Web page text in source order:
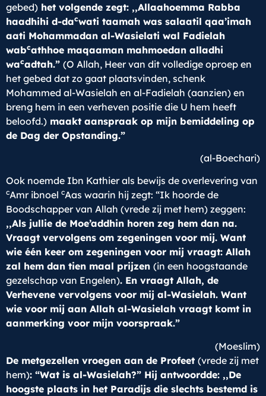
gebed) het volgende zegt: ,,Allaahoemma Rabba
haadhihi d-dacwati taamah was salaatil qaa’imah
aati Mohammadan al-Wasielati wal Fadielah
wabcathhoe maqaaman mahmoedan alladhi
wacadtah.” (O Allah, Heer van dit volledige oproep en
het gebed dat zo gaat plaatsvinden, schenk
Mohammed al-Wasielah en al-Fadielah (aanzien) en
breng hem in een verheven positie die U hem heeft
beloofd.) maakt aanspraak op mijn bemiddeling op
de Dag der Opstanding.”
(al-Boechari)
Ook noemde Ibn Kathier als bewijs de overlevering van
cAmr ibnoel cAas waarin hij zegt: “Ik hoorde de
Boodschapper van Allah (vrede zij met hem) zeggen:
,,Als jullie de Moe’addhin horen zeg hem dan na.
Vraagt vervolgens om zegeningen voor mij. Want
wie één keer om zegeningen voor mij vraagt: Allah
zal hem dan tien maal prijzen (in een hoogstaande
gezelschap van Engelen). En vraagt Allah, de
Verhevene vervolgens voor mij al-Wasielah. Want
wie voor mij aan Allah al-Wasielah vraagt komt in
aanmerking voor mijn voorspraak.”
(Moeslim)
De metgezellen vroegen aan de Profeet (vrede zij met
hem): “Wat is al-Wasielah?” Hij antwoordde: ,,De
hoogste plaats in het Paradijs die slechts bestemd is